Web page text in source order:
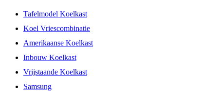
Tafelmodel Koelkast
Koel Vriescombinatie
Amerikaanse Koelkast
Inbouw Koelkast
Vrijstaande Koelkast
Samsung